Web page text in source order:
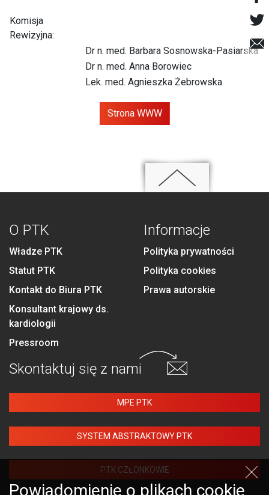
Komisja
Rewizyjna:
Dr n. med. Barbara Sosnowska-Pasiarska
Dr n. med. Anna Borowiec
Lek. med. Agnieszka Żebrowska
Strona WWW
O PTK
Władze PTK
Statut PTK
Kontakt do Biura PTK
Konsultant krajowy ds.
kardiologii
Pressroom
Informacje
Polityka prywatności
Polityka cookies
Prawa autorskie
Skontaktuj się z nami
MPE PTK
SYSTEM ABSTRAKTOWY PTK
PTK CZŁONKOWIE
Powiadomienie o plikach cookie